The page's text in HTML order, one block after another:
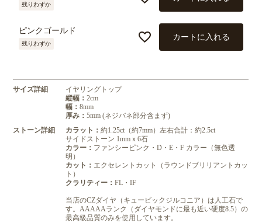
残りわずか
ピンクゴールド
残りわずか
カートに入れる
サイズ詳細
イヤリングトップ
縦幅：2cm
幅：8mm
厚み：5mm (ネジバネ部分含まず)
ストーン詳細
カラット：約1.25ct（約7mm）左右合計：約2.5ct
サイドストーン 1mmｘ6石
カラー： ファンシーピンク・D・E・F カラー（無色透
明）
カット： エクセレントカット（ラウンドブリリアントカッ
ト）
クラリティー：FL・IF
当店のCZダイヤ（キュービックジルコニア）は人工石で
す。AAAAAランク（ダイヤモンドに最も近い硬度8.5）の
最高級品質のみを使用しています。